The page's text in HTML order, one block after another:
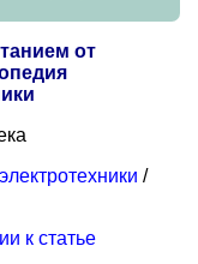
от
/
к статье